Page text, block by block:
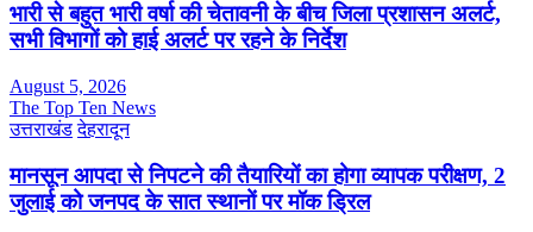
भारी से बहुत भारी वर्षा की चेतावनी के बीच जिला प्रशासन अलर्ट,
सभी विभागों को हाई अलर्ट पर रहने के निर्देश
August 5, 2026
The Top Ten News
उत्तराखंड देहरादून
मानसून आपदा से निपटने की तैयारियों का होगा व्यापक परीक्षण, 2
जुलाई को जनपद के सात स्थानों पर मॉक ड्रिल